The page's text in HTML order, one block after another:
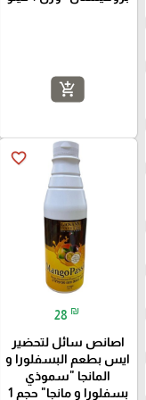
add_shopping_cart
favorite_border
28 ₪
اصانص سائل لتحضير
ايس بطعم البسفلورا و
المانجا "سموذي
بسفلورا و مانجا" حجم 1